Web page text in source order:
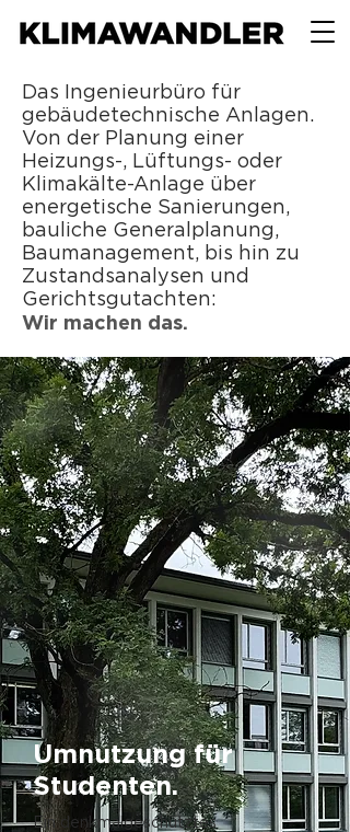
Das Ingenieurbüro für
gebäudetechnische Anlagen.
Von der Planung einer
Heizungs-, Lüftungs- oder
Klimakälte-Anlage über
energetische Sanierungen,
bauliche Generalplanung,
Baumanagement, bis hin zu
Zustandsanalysen und
Gerichtsgutachten:
Wir machen das.
Umnutzung für
Studenten.
Ein denkmalgeschütztes